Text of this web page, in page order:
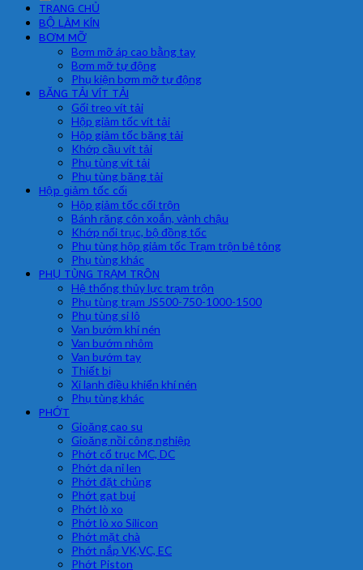
TRANG CHỦ
BỘ LÀM KÍN
BƠM MỠ
Bơm mỡ áp cao bằng tay
Bơm mỡ tự động
Phụ kiện bơm mỡ tự động
BĂNG TẢI VÍT TẢI
Gối treo vít tải
Hộp giảm tốc vít tải
Hộp giảm tốc băng tải
Khớp cầu vít tải
Phụ tùng vít tải
Phụ tùng băng tải
Hộp giảm tốc cối
Hộp giảm tốc cối trộn
Bánh răng côn xoắn, vành chậu
Khớp nối trục, bộ đồng tốc
Phụ tùng hộp giảm tốc Trạm trộn bê tông
Phụ tùng khác
PHỤ TÙNG TRẠM TRÔN
Hệ thống thủy lực trạm trộn
Phụ tùng trạm JS500-750-1000-1500
Phụ tùng si lô
Van bướm khí nén
Van bướm nhôm
Van bướm tay
Thiết bị
Xi lanh điều khiển khí nén
Phụ tùng khác
PHỚT
Gioăng cao su
Gioăng nồi công nghiệp
Phớt cổ trục MC, DC
Phớt dạ nỉ len
Phớt đặt chủng
Phớt gạt bụi
Phớt lò xo
Phớt lò xo Silicon
Phớt mặt chà
Phớt nắp VK,VC, EC
Phớt Piston